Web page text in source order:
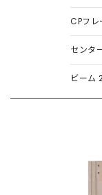
CPフレ
センタ
ビーム